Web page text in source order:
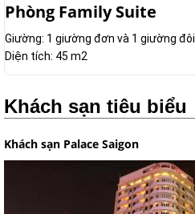
Phòng Family Suite
Giường: 1 giường đơn và 1 giường đôi
Diện tích: 45 m2
Khách sạn tiêu biểu
Khách sạn Palace Saigon